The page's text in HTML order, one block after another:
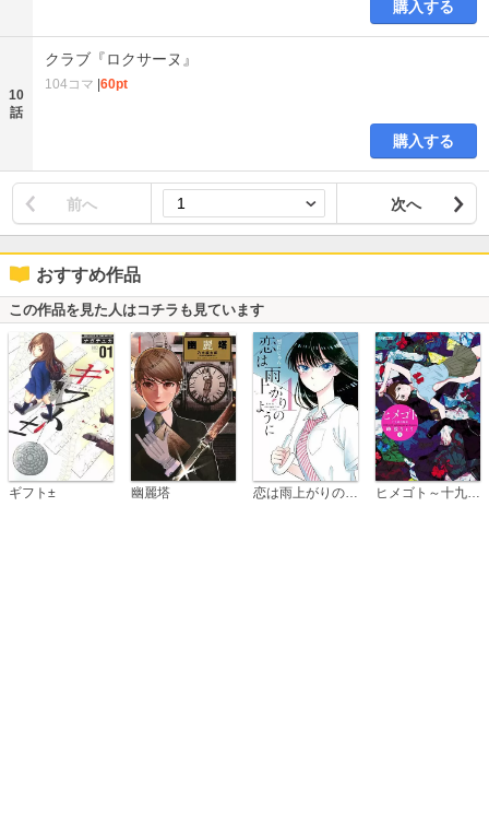
購入する
10
話
クラブ『ロクサーヌ』
104コマ 60pt
購入する
前へ 次へ
おすすめ作品
この作品を見た人はコチラも見ています
ギフト± 幽麗塔 恋は雨上がりのように ヒメゴト～十九歳の制服～